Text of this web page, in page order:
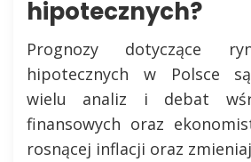
hipotecznych?
Prognozy dotyczące
hipotecznych w Polsce
wielu analiz i debat
finansowych oraz
rosnącej inflacji oraz